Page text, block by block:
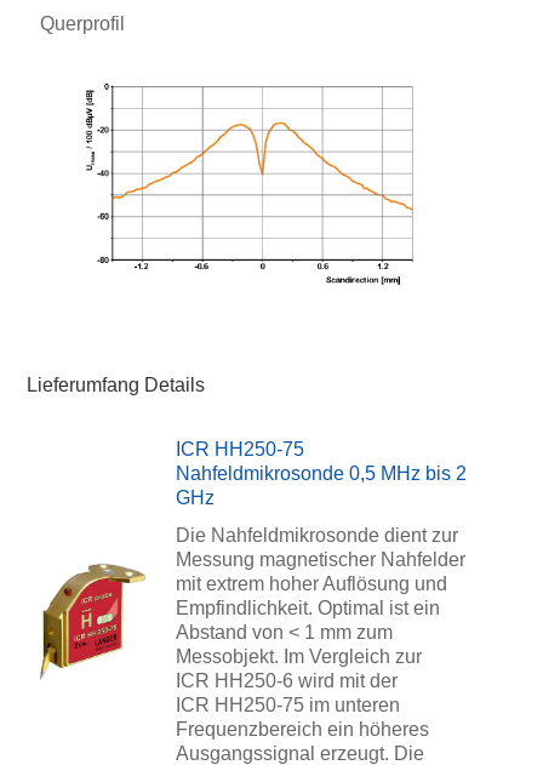
Querprofil
Lieferumfang Details
ICR HH250-75
Nahfeldmikrosonde 0,5 MHz bis 2
GHz
Die Nahfeldmikrosonde dient zur
Messung magnetischer Nahfelder
mit extrem hoher Auflösung und
Empfindlichkeit. Optimal ist ein
Abstand von < 1 mm zum
Messobjekt. Im Vergleich zur
ICR HH250-6 wird mit der
ICR HH250-75 im unteren
Frequenzbereich ein höheres
Ausgangssignal erzeugt. Die